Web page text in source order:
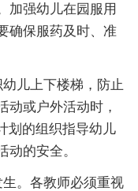
加强幼儿在园服用
确保服药及时、准
儿上下楼梯，防止
动或户外活动时，
划的组织指导幼儿
动的安全。
。各教师必须重视